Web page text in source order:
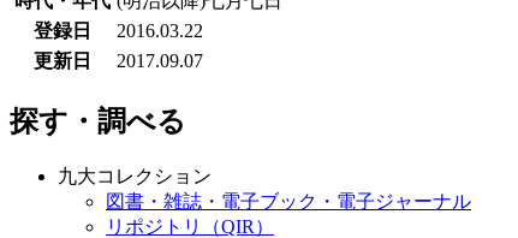
登録日
2016.03.22
更新日
2017.09.07
探す・調べる
九大コレクション
図書・雑誌・電子ブック・電子ジャーナル
リポジトリ（QIR）